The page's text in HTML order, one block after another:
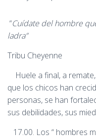
“Cuídate del hombre
ladra”
Tribu Cheyenne
Huele a final, a
que los chicos han
personas, se han
sus debilidades, sus
17.00. Los “ hombres